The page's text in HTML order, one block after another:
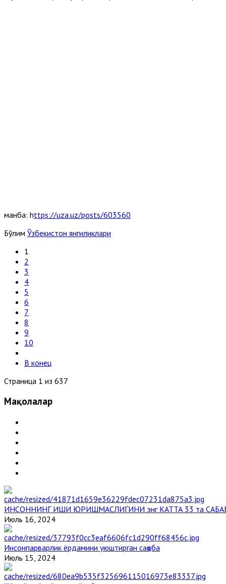
манба: https://uza.uz/posts/603560
Бўлим Ўзбекистон янгиликлари
1
2
3
4
5
6
7
8
9
10
В конец
Страница 1 из 637
Мақолалар
ИНСОННИНГ ИШИ ЮРИШМАСЛИГИНИ энг КАТТА 33 та
Июль 16, 2024
Инсонпарварлик ёрдамини уюштирган саҳоба
Июль 15, 2024